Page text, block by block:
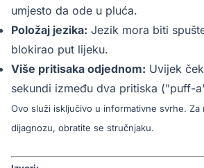
umjesto da ode u pluća.
Položaj jezika: Jezik mora biti
blokirao put lijeku.
Više pritisaka odjednom: Uvijek
sekundi između dva pritiska ("puff-
Ovo služi isključivo u informativne svrhe. Za
dijagnozu, obratite se stručnjaku.